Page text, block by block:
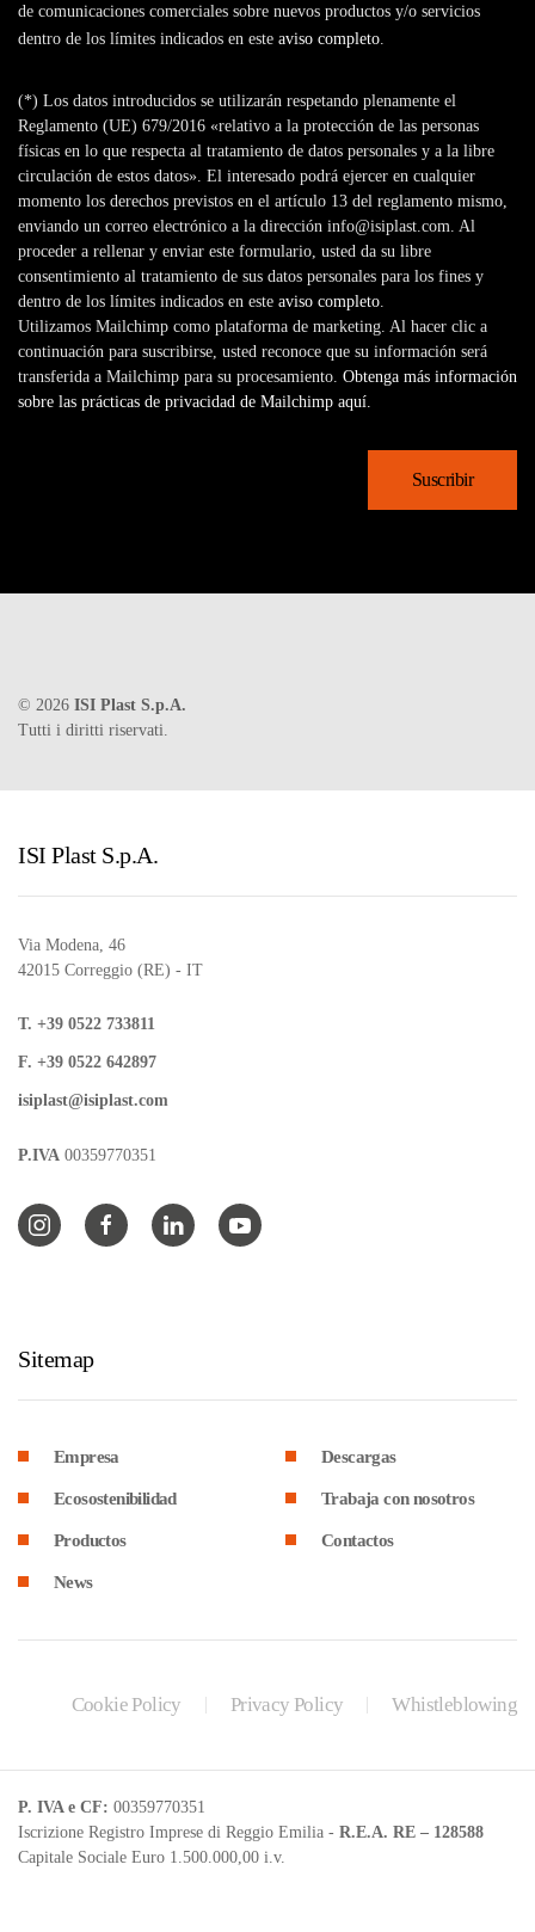
de comunicaciones comerciales sobre nuevos productos y/o servicios
dentro de los límites indicados en este aviso completo
(*) Los datos introducidos se utilizarán respetando plenamente el
Reglamento (UE) 679/2016 «relativo a la protección de las personas
físicas en lo que respecta al tratamiento de datos personales y a la libre
circulación de estos datos». El interesado podrá ejercer en cualquier
momento los derechos previstos en el artículo 13 del reglamento mismo,
enviando un correo electrónico a la dirección info@isiplast.com. Al
proceder a rellenar y enviar este formulario, usted da su libre
consentimiento al tratamiento de sus datos personales para los fines y
dentro de los límites indicados en este aviso completo
Utilizamos Mailchimp como plataforma de marketing. Al hacer clic a
continuación para suscribirse, usted reconoce que su información será
transferida a Mailchimp para su procesamiento. Obtenga más información
sobre las prácticas de privacidad de Mailchimp aquí.
© 2026 ISI Plast S.p.A.
Tutti i diritti riservati.
ISI Plast S.p.A.
Via Modena, 46
42015 Correggio (RE) - IT
T. +39 0522 733811
F. +39 0522 642897
isiplast@isiplast.com
P.IVA 00359770351
Sitemap
Empresa
Ecosostenibilidad
Productos
News
Descargas
Trabaja con nosotros
Contactos
Cookie Policy Privacy Policy Whistleblowing
P. IVA e CF: 00359770351
Iscrizione Registro Imprese di Reggio Emilia - R.E.A. RE – 128588
Capitale Sociale Euro 1.500.000,00 i.v.